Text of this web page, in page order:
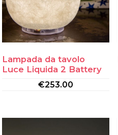
Lampada da tavolo
Luce Liquida 2 Battery
€253.00